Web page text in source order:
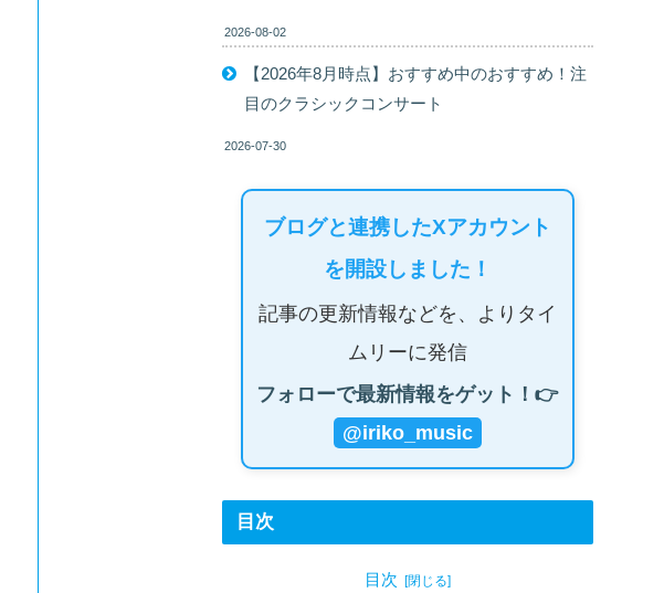
2026-08-02
【2026年8月時点】おすすめ中のおすすめ！注
目のクラシックコンサート
2026-07-30
ブログと連携したXアカウント
を開設しました！
記事の更新情報などを、よりタイ
ムリーに発信
フォローで最新情報をゲット！👉
@iriko_music
目次
目次